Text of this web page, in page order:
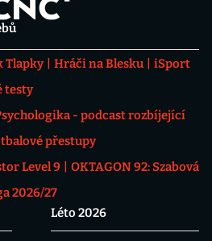
Tlapky Hráči na Blesku
iSport
testy
- podcast rozbíjející
přestupy
Level 9
OKTAGON 92: Szabová
2026/27
Léto 2026